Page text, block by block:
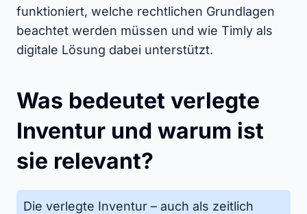
funktioniert, welche rechtlichen Grundlagen
beachtet werden müssen und wie Timly als
digitale Lösung dabei unterstützt.
Was bedeutet verlegte
Inventur und warum ist
sie relevant?
Die verlegte Inventur – auch als zeitlich